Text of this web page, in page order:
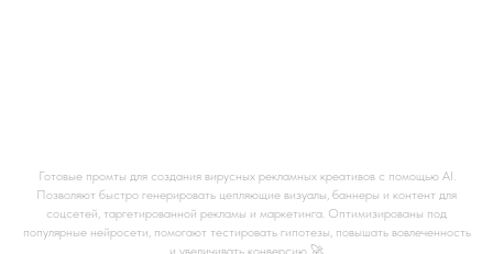
Готовые промты для создания вирусных рекламных креативов с помощью AI.
Позволяют быстро генерировать цепляющие визуалы, баннеры и контент для
соцсетей, таргетированной рекламы и маркетинга. Оптимизированы под
популярные нейросети, помогают тестировать гипотезы, повышать вовлеченность
и увеличивать конверсию 🚀